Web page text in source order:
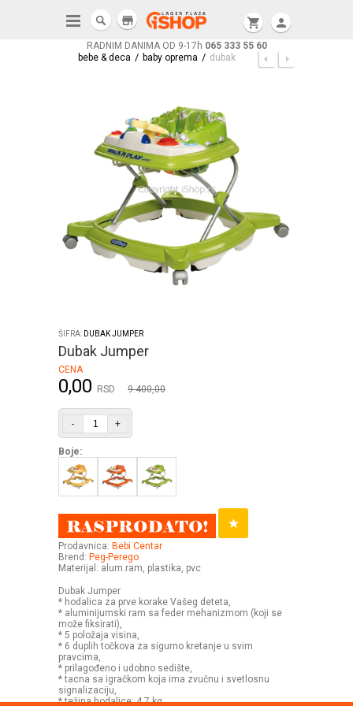
RADNIM DANIMA OD 9-17h 065 333 55 60
shopping_cart person
store
bebe & deca / baby oprema / dubak
ŠIFRA: DUBAK JUMPER
Dubak Jumper
CENA
0,00 RSD 9.400,00
- +
Boje:
Prodavnica: Bebi Centar
Brend: Peg-Perego
Materijal: alum.ram, plastika, pvc
Dubak Jumper
* hodalica za prve korake Vašeg deteta,
* aluminijumski ram sa feder mehanizmom (koji se
može fiksirati),
* 5 položaja visina,
* 6 duplih točkova za sigurno kretanje u svim
pravcima,
* prilagođeno i udobno sedište,
* tacna sa igračkom koja ima zvučnu i svetlosnu
signalizaciju,
* težina hodalice: 4,7 kg